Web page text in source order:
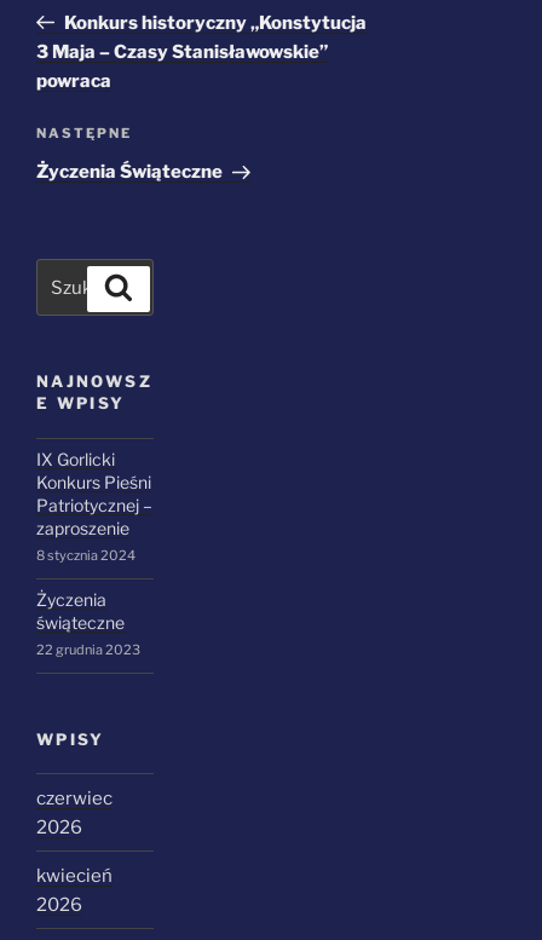
wpisKonkurs historyczny „Konstytucja
3 Maja – Czasy Stanisławowskie”
powraca
Następny
wpis
NASTĘPNE
Życzenia Świąteczne
NAJNOWSZ
E WPISY
IX Gorlicki
Konkurs Pieśni
Patriotycznej –
zaproszenie
8 stycznia 2024
Życzenia
świąteczne
22 grudnia 2023
WPISY
czerwiec
2026
kwiecień
2026